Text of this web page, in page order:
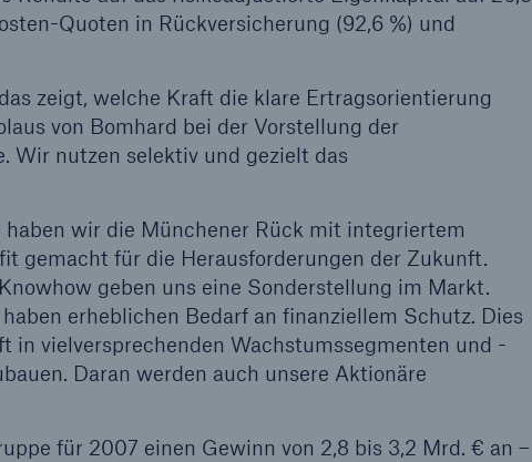
Quoten in Rückversicherung (92,6 %) und
zeigt, welche Kraft die klare Ertragsorientierung
von Bomhard bei der Vorstellung der
Wir nutzen selektiv und gezielt das
wir die Münchener Rück mit integriertem
gemacht für die Herausforderungen der Zukunft.
geben uns eine Sonderstellung im Markt.
erheblichen Bedarf an finanziellem Schutz. Dies
in vielversprechenden Wachstumssegmenten und -
Daran werden auch unsere Aktionäre
für 2007 einen Gewinn von 2,8 bis 3,2 Mrd. € an –
%
MIRA Digital Suite